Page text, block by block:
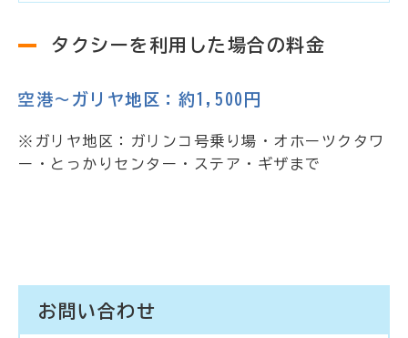
タクシーを利用した場合の料金
空港～ガリヤ地区：約1,500円
※ガリヤ地区：ガリンコ号乗り場・オホーツクタワ
ー・とっかりセンター・ステア・ギザまで
お問い合わせ